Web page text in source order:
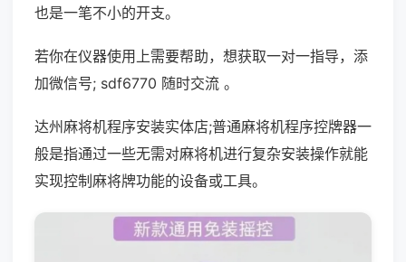
也是一笔不小的开支。
若你在仪器使用上需要帮助，想获取一对一指导，添
加微信号; sdf6770 随时交流 。
达州麻将机程序安装实体店;普通麻将机程序控牌器一
般是指通过一些无需对麻将机进行复杂安装操作就能
实现控制麻将牌功能的设备或工具。